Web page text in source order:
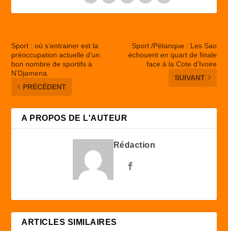
Sport : où s’entrainer est la
préoccupation actuelle d’un
bon nombre de sportifs à
N’Djamena.
PRÉCÉDENT
Sport /Pétanque : Les Sao
échouent en quart de finale
face à la Cote d’Ivoire
SUIVANT
A PROPOS DE L'AUTEUR
Rédaction
ARTICLES SIMILAIRES